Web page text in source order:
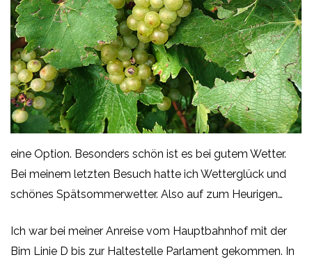
eine Option. Besonders schön ist es bei gutem Wetter.
Bei meinem letzten Besuch hatte ich Wetterglück und
schönes Spätsommerwetter. Also auf zum Heurigen…
Ich war bei meiner Anreise vom Hauptbahnhof mit der
Bim Linie D bis zur Haltestelle Parlament gekommen. In